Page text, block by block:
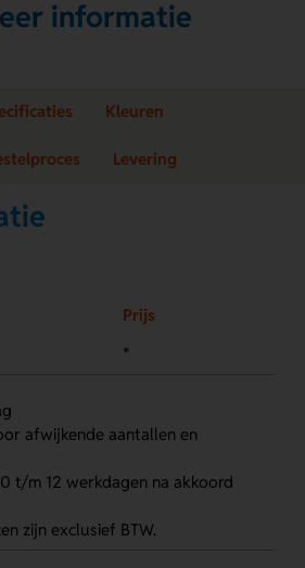
informatie
Kleuren
Levering
Prijs
*
afwijkende aantallen en
t/m 12 werkdagen na akkoord
zijn exclusief BTW.